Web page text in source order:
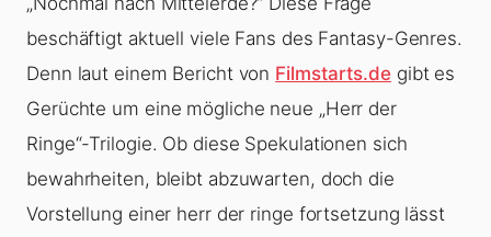
beschäftigt aktuell viele Fans des Fantasy-Genres.
Denn laut einem Bericht von Filmstarts.degibt es
Gerüchte um eine mögliche neue „Herr der
Ringe“-Trilogie. Ob diese Spekulationen sich
bewahrheiten, bleibt abzuwarten, doch die
Vorstellung einer herr der ringe fortsetzung lässt